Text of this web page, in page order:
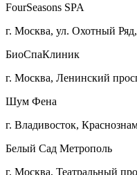
FourSeasons SPA
г. Москва, ул. Охотный
БиоСпаКлиник
г. Москва, Ленинский
Шум Фена
г. Владивосток,
Белый Сад Метрополь
г. Москва, Театральный